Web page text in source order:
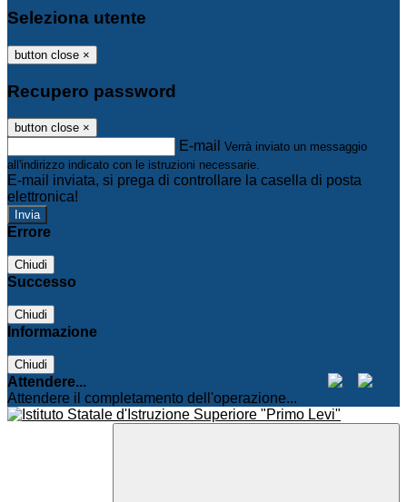
Seleziona utente
button close ×
Recupero password
button close ×
E-mail Verrà inviato un messaggio
all'indirizzo indicato con le istruzioni necessarie.
E-mail inviata, si prega di controllare la casella di posta
elettronica!
Errore
Chiudi
Successo
Chiudi
Informazione
Chiudi
Attendere...
Attendere il completamento dell'operazione...